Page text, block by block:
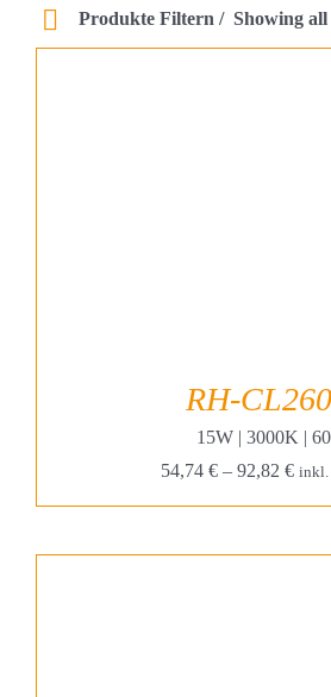
Projekte & Lösungen
Produkte Filtern Showing all
RH-
15W | 3000K |
54,74 €– 92,82 € inkl.